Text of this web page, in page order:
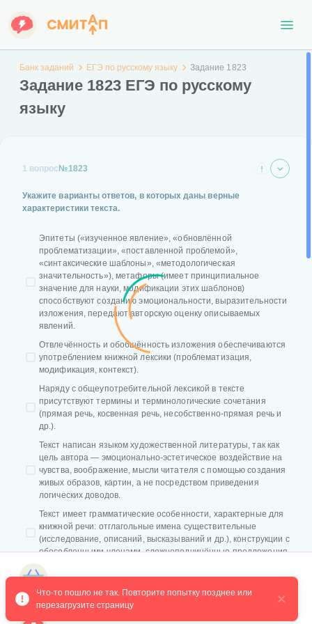
Банк заданий ЕГЭ по русскому языку Задание 1823
Задание 1823 ЕГЭ по русскому
языку
1 вопрос №1823
Укажите варианты ответов, в которых даны верные
характеристики текста.
Эпитеты («изученное явление», «обновлённой
проблематизации», «поставленной проблемой»,
«синтаксические шаблоны», «методологическая
значительность»), метафоры (имеет принципиальное
значение для науки, модификации этих шаблонов)
способствуют созданию эмоциональности, выразительности
изложения, передают авторскую оценку описываемых
явлений.
Отвлечённость и обобщённость изложения обеспечиваются
употреблением книжной лексики (проблематизация,
модификация, контекст).
Наряду с общеупотребительной лексикой в тексте
присутствуют термины и терминологические сочетания
(прямая речь, косвенная речь, несобственно-прямая речь и
др.).
Текст написан языком художественной литературы, так как
цель автора — эмоционально-эстетическое воздействие на
чувства, воображение, мысли читателя с помощью создания
живых образов, картин, а не посредством приведения
логических доводов.
Текст имеет грамматические особенности, характерные для
книжной речи: отглагольные имена существительные
(исследование, описаний, высказываний и др.), конструкции с
обособленными членами, сложноподчинённые предложения.
ПРОВЕРИТЬ РЕШЕНИЕ
Что-то пошло не так. Повторите попытку позднее или
перезагрузите страницу